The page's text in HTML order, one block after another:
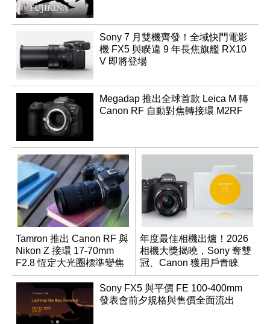
Sony 7 月雙機齊發！全域快門電影
機 FX5 與睽違 9 年長焦旗艦 RX10
V 即將登場
Megadap 推出全球首款 Leica M 轉
Canon RF 自動對焦轉接環 M2RF
Tamron 推出 Canon RF 與
Nikon Z 接環 17-70mm
F2.8 恆定大光圈標準變焦
鏡
年度最佳相機出爐！2026
相機大獎揭曉，Sony 奪雙
冠、Canon 獲用戶青睞
Sony FX5 與平價 FE 100-400mm
發表會前夕規格與售價全面流出